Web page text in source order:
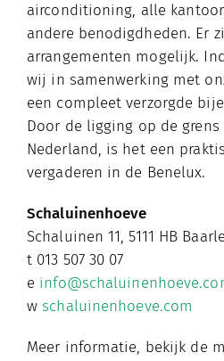
airconditioning, alle
andere benodigdheden. Er
arrangementen mogelijk.
wij in samenwerking met
een compleet verzorgde
Door de ligging op de grens
Nederland, is het een
vergaderen in de Benelux.
Schaluinenhoeve
Schaluinen 11, 5111 HB
t 013 507 30 07
e
wschaluinenhoeve.com
Meer informatie, bekijk de